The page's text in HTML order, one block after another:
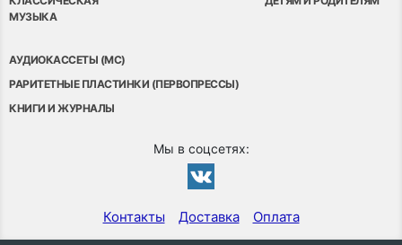
МУЗЫКА
АУДИОКАССЕТЫ (MC)
РАРИТЕТНЫЕ ПЛАСТИНКИ (ПЕРВОПРЕССЫ)
КНИГИ И ЖУРНАЛЫ
Мы в соцсетях:
Контакты Доставка Оплата